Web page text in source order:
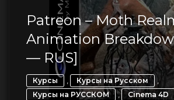
Patreon – Moth
Animation
— RUS]
Курсы , Курсы на Русском ,
Курсы на РУССКОМ , Cinema 4D